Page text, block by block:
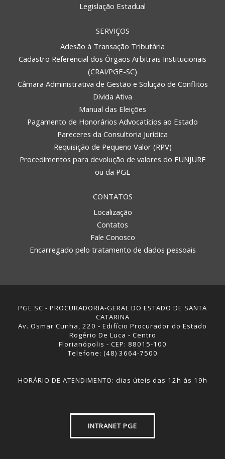
Legislação Estadual
SERVIÇOS
Adesão à Transação Tributária
Cadastro Referencial dos Órgãos Arbitrais Institucionais
(CRAI/PGE-SC)
Câmara Administrativa de Gestão e Solução de Conflitos
Dívida Ativa
Manual das Eleições
Pagamento de Honorários Advocatícios ao Estado
Pareceres da Consultoria Jurídica
Requisição de Pequeno Valor (RPV)
Procedimentos para devolução de valores do FUNJURE
ou da PGE
CONTATOS
Localização
Contatos
Fale Conosco
Encarregado pelo tratamento de dados pessoais
PGE SC - PROCURADORIA-GERAL DO ESTADO DE SANTA
CATARINA
Av. Osmar Cunha, 220 - Edifício Procurador do Estado
Rogério De Luca - Centro
Florianópolis - CEP: 88015-100
Telefone: (48) 3664-7500
HORÁRIO DE ATENDIMENTO: dias úteis das 12h às 19h
INTRANET PGE